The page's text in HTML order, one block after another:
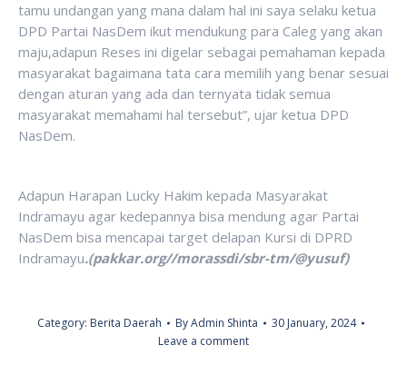
tamu undangan yang mana dalam hal ini saya selaku ketua
DPD Partai NasDem ikut mendukung para Caleg yang akan
maju,adapun Reses ini digelar sebagai pemahaman kepada
masyarakat bagaimana tata cara memilih yang benar sesuai
dengan aturan yang ada dan ternyata tidak semua
masyarakat memahami hal tersebut”, ujar ketua DPD
NasDem.
Adapun Harapan Lucky Hakim kepada Masyarakat
Indramayu agar kedepannya bisa mendung agar Partai
NasDem bisa mencapai target delapan Kursi di DPRD
Indramayu.(pakkar.org//morassdi/sbr-tm/@yusuf)
Category: Berita Daerah ByAdmin Shinta
30 January, 2024
Leave a comment